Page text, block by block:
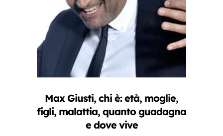
Max Giusti, chi è: età, moglie,
figli, malattia, quanto guadagna
e dove vive